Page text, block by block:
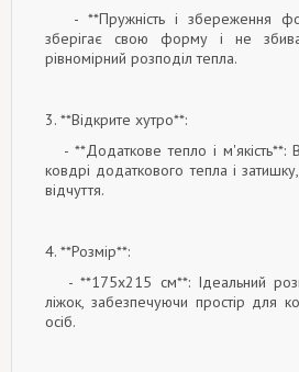
- **Пружність і збереження
зберігає свою форму і не
рівномірний розподіл тепла.
3. **Відкрите хутро**:
- **Додаткове тепло і м'якість**:
ковдрі додаткового тепла і
відчуття.
4. **Розмір**:
- **175x215 см**: Ідеальний
ліжок, забезпечуючи простір для
осіб.